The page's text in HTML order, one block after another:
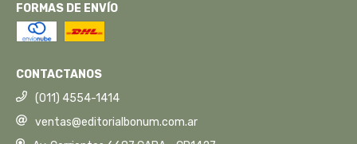
FORMAS DE ENVÍO
CONTACTANOS
(011) 4554-1414
ventas@editorialbonum.com.ar